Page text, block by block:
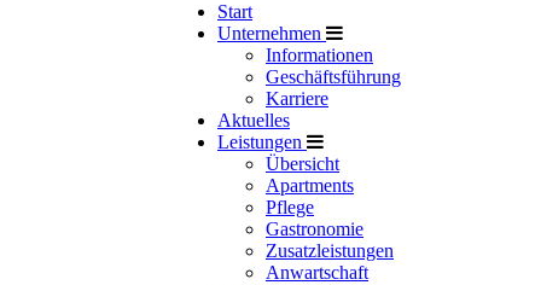
Start
Unternehmen
Informationen
Geschäftsführung
Karriere
Aktuelles
Leistungen
Übersicht
Apartments
Pflege
Gastronomie
Zusatzleistungen
Anwartschaft